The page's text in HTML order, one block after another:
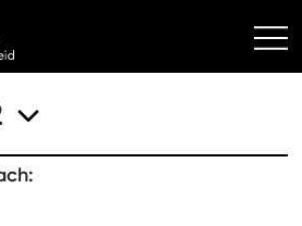
Kulturhaus Lüdenscheid